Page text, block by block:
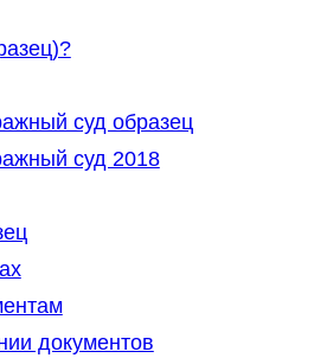
суд образец
суд 2018
документов